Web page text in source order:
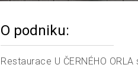
O podniku:
Restaurace U ČERNÉHO